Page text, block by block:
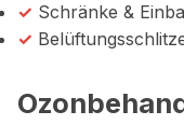
✓ Schränke &
✓